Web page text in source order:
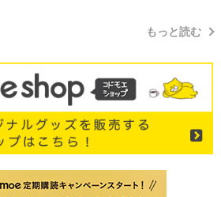
もっと読む